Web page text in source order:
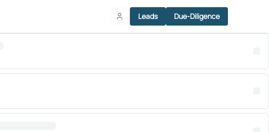
Leads Due-Diligence